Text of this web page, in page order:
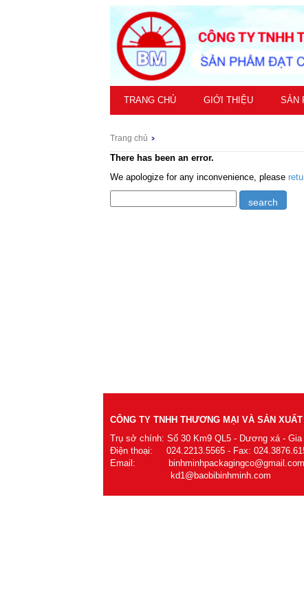
TRANG CHỦ GIỚI THIỆU SẢN
Trang chủ
There has been an error.
We apologize for any inconvenience, please
CÔNG TY TNHH THƯƠNG MẠI VÀ SẢN
Trụ sở chính: Số 30 Km9 QL5 - Dương xá - Gia
Điện thoại: 024.2213.5565 - Fax:
Email: binhminhpackagingco@gmail.com
kd1@baobibinhminh.com